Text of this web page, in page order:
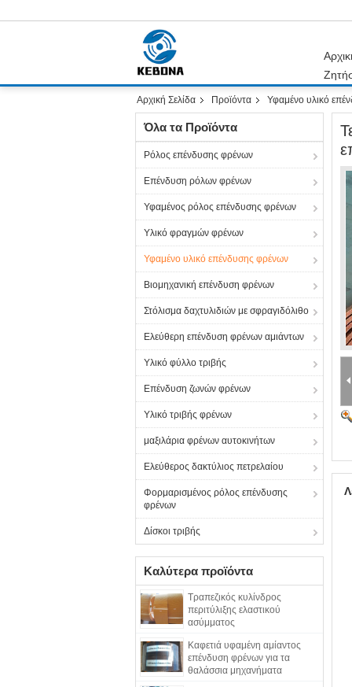
Αρχική Σελίδα Προϊόντα Υφαμένο υλικό
Όλα τα Προϊόντα
Ρόλος επένδυσης φρένων
Επένδυση ρόλων φρένων
Υφαμένος ρόλος επένδυσης φρένων
Υλικό φραγμών φρένων
Υφαμένο υλικό επένδυσης φρένων
Βιομηχανική επένδυση φρένων
Στόλισμα δαχτυλιδιών με σφραγιδόλιθο
Ελεύθερη επένδυση φρένων αμιάντων
Υλικό φύλλο τριβής
Επένδυση ζωνών φρένων
Υλικό τριβής φρένων
μαξιλάρια φρένων αυτοκινήτων
Ελεύθερος δακτύλιος πετρελαίου
Φορμαρισμένος ρόλος επένδυσης
φρένων
Δίσκοι τριβής
Καλύτερα προϊόντα
Τραπεζικός κυλίνδρος
περιτύλιξης ελαστικού
ασύμματος
Καφετιά υφαμένη αμίαντος
επένδυση φρένων για τα
θαλάσσια μηχανήματα